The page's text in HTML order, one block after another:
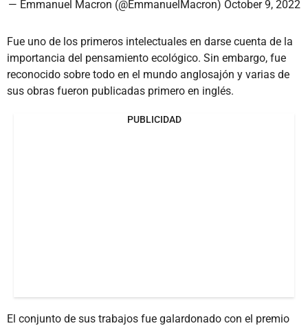
— Emmanuel Macron (@EmmanuelMacron) October 9, 2022
Fue uno de los primeros intelectuales en darse cuenta de la
importancia del pensamiento ecológico. Sin embargo, fue
reconocido sobre todo en el mundo anglosajón y varias de
sus obras fueron publicadas primero en inglés.
PUBLICIDAD
El conjunto de sus trabajos fue galardonado con el premio